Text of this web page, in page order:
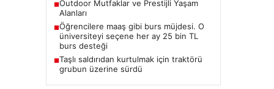
■Outdoor Mutfaklar ve Prestijli Yaşam
Alanları
■Öğrencilere maaş gibi burs müjdesi. O
üniversiteyi seçene her ay 25 bin TL
burs desteği
■Taşlı saldırıdan kurtulmak için traktörü
grubun üzerine sürdü